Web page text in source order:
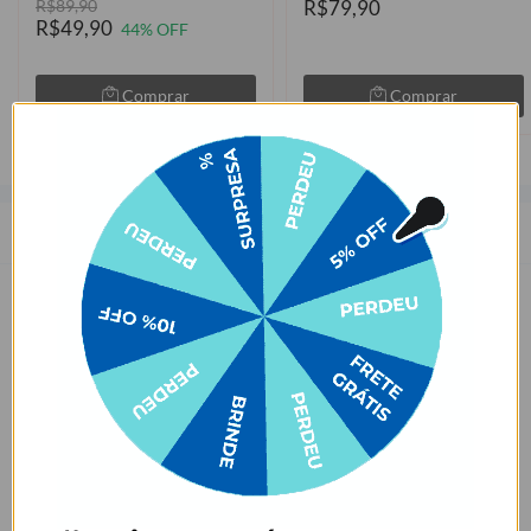
R$89,90
R$49,90 44% OFF
Comprar
R$79,90
Comprar
As capinhas para celular da Gocase deixam o seu smartphone a sua
cara. São mais de 1000 estampas exclusivas, produzidas com alta
qualidade de impressão, garantindo cores vivas e completa
aderência. Com material qualificado, protegem o seu smartphone
contra impactos, arranhões e sujeira ocasionados no cotidiano.
Sobre o amarelamento da capinha, nossa capinha tem como
matéria-prima principal o TPU transparente e maleável, que pode
amarelar com o tempo por meio de um processo natural de uso do
produto. Porém, o nível de amarelecimento depende